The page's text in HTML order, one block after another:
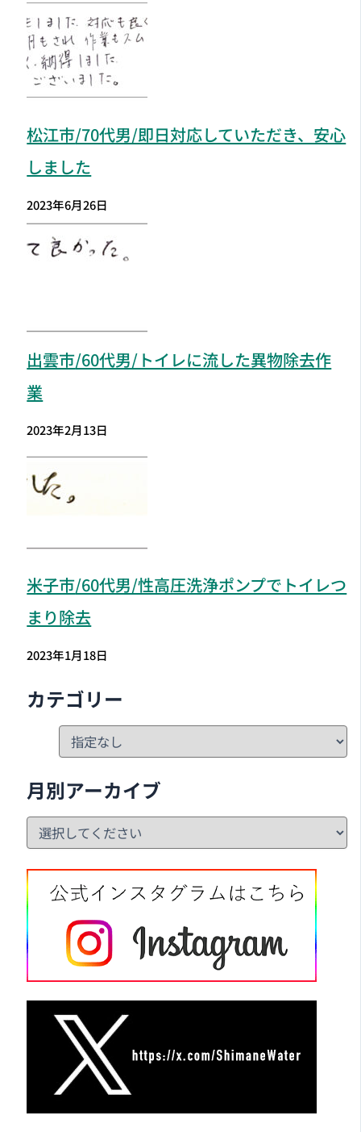
松江市/70代男/即日対応していただき、安心
しました
2023年6月26日
出雲市/60代男/トイレに流した異物除去作
業
2023年2月13日
米子市/60代男/性高圧洗浄ポンプでトイレつ
まり除去
2023年1月18日
カテゴリー
月別アーカイブ